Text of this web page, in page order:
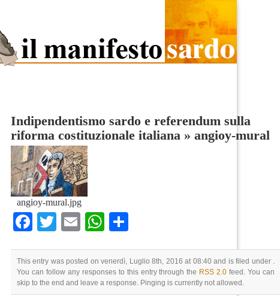
Indipendentismo sardo e referendum sulla
riforma costituzionale italiana » angioy-mural
angioy-mural.jpg
Facebook
TwitterEmailWhatsApp
This entry was posted on venerdì, Luglio 8th, 2016 at 08:40 and is filed under .
You can follow any responses to this entry through the RSS 2.0 feed. You can
skip to the end and leave a response. Pinging is currently not allowed.